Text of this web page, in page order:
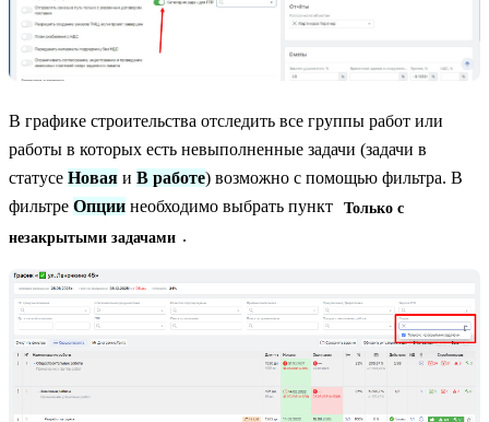
В графике строительства отследить все группы работ или
работы в которых есть невыполненные задачи (задачи в
статусе Новая и В работе) возможно с помощью фильтра. В
фильтре Опции необходимо выбрать пункт
Только с
незакрытыми задачами .